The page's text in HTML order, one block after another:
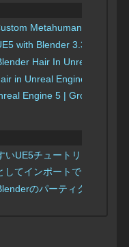
Metahuman Hair
with Blender 3.3.1
Hair In Unreal
in Unreal Engine 5 –
Engine 5 | Groom
いUE5チュートリアル。 途
してインポートできる
のパーティクルのヘ